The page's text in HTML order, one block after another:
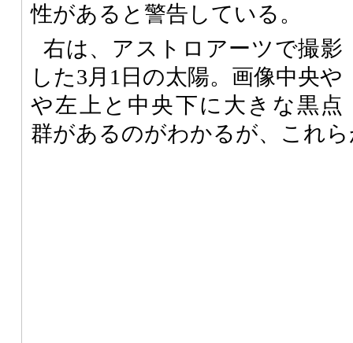
性があると警告している。
右は、アストロアーツで撮影
した3月1日の太陽。画像中央や
や左上と中央下に大きな黒点
群があるのがわかるが、これ